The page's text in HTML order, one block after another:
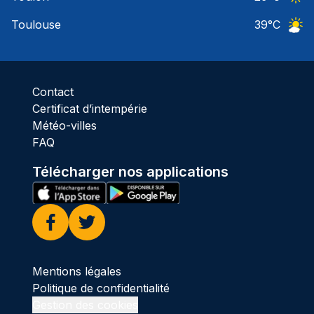
Toulouse
39°C
Contact
Certificat d’intempérie
Météo-villes
FAQ
Télécharger nos applications
Facebook
Twitter
Mentions légales
Politique de confidentialité